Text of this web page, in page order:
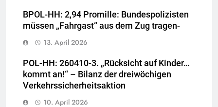
BPOL-HH: 2,94 Promille: Bundespolizisten
müssen „Fahrgast“ aus dem Zug tragen-
13. April 2026
POL-HH: 260410-3. „Rücksicht auf Kinder…
kommt an!“ – Bilanz der dreiwöchigen
Verkehrssicherheitsaktion
10. April 2026